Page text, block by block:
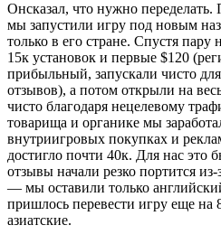
Онсказал, что нужно
мы запустили игру под новым
только в его стране. Спустя
15к установок и первые $120
прибыльный, запускали чисто
отзывов), а потом открыли на
чисто благодаря нецелевому
товарища и органике мы
внутриигровых покупках и
достигло почти 40к. Для нас это
отзывы начали резко портится
— мы оставили только
пришлось перевести игру еще на
азиатские.